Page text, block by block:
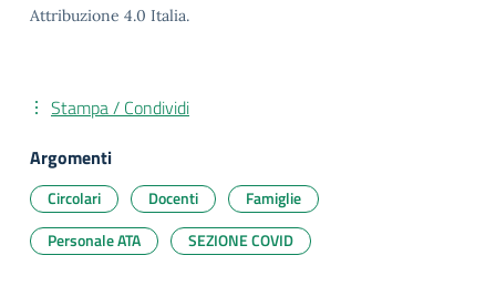
Attribuzione 4.0 Italia.
Stampa / Condividi
Argomenti
Circolari Docenti
Famiglie
Personale ATA
SEZIONE COVID